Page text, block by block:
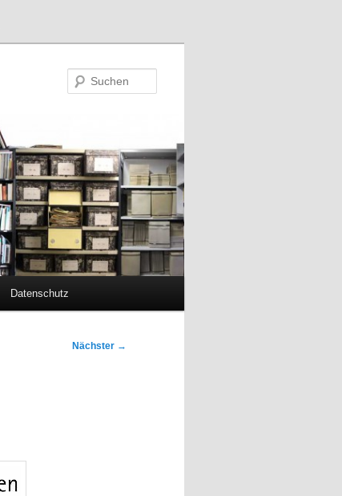
Datenschutz
Nächster →